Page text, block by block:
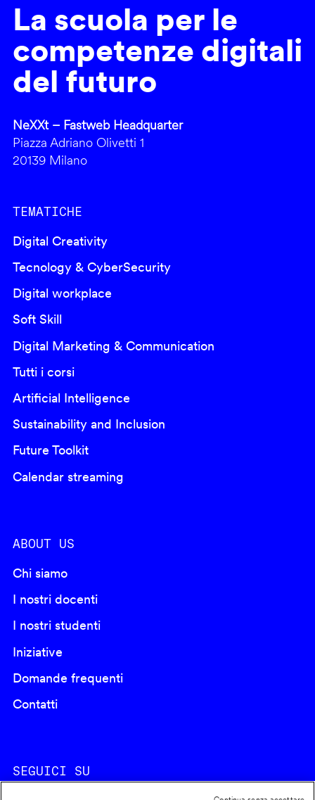
La scuola per le
competenze digitali
del futuro
NeXXt – Fastweb Headquarter
Piazza Adriano Olivetti 1
20139 Milano
TEMATICHE
Digital Creativity
Tecnology & CyberSecurity
Digital workplace
Soft Skill
Digital Marketing & Communication
Tutti i corsi
Artificial Intelligence
Sustainability and Inclusion
Future Toolkit
Calendar streaming
ABOUT US
Chi siamo
I nostri docenti
I nostri studenti
Iniziative
Domande frequenti
Contatti
SEGUICI SU